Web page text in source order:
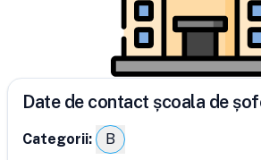
Date de contact școala de
Categorii: B